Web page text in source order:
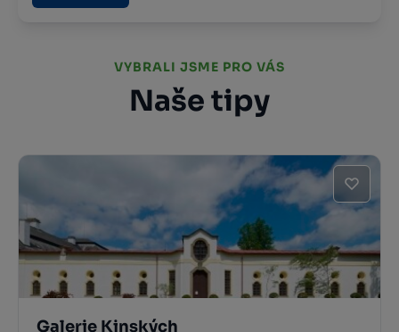
VYBRALI JSME PRO VÁS
Naše tipy
Galerie Kinských